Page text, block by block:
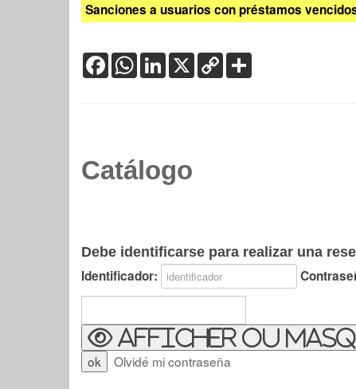
Sanciones a usuarios con préstamos
FacebookWhatsApp
LinkedIn
X Copy
Link
Catálogo
Debe identificarse para realizar una
Identificador:
Afficher ou
Olvidé mi contraseña